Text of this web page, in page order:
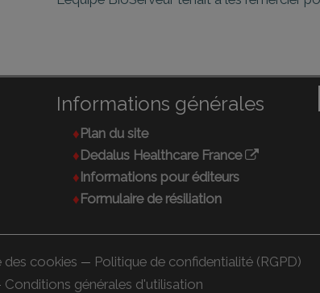
Informations générales
Plan du site
Dedalus Healthcare France
Informations pour éditeurs
Formulaire de résiliation
des cookies — Politique de confidentialité (RGPD)
Conditions générales d'utilisation